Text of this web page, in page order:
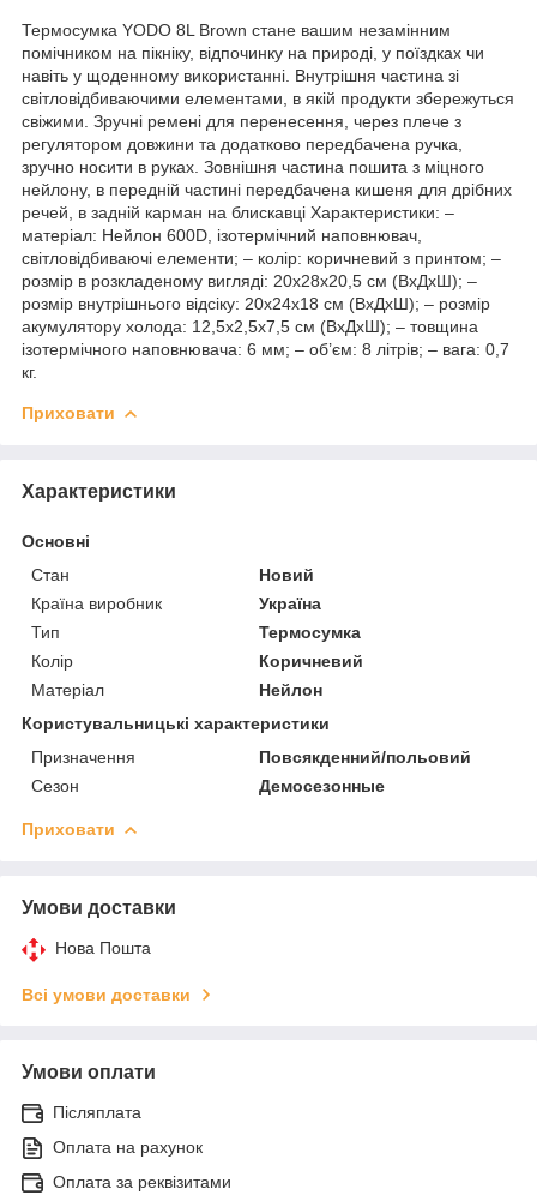
Термосумка YODO 8L Brown стане вашим незамінним
помічником на пікніку, відпочинку на природі, у поїздках чи
навіть у щоденному використанні. Внутрішня частина зі
світловідбиваючими елементами, в якій продукти збережуться
свіжими. Зручні ремені для перенесення, через плече з
регулятором довжини та додатково передбачена ручка,
зручно носити в руках. Зовнішня частина пошита з міцного
нейлону, в передній частині передбачена кишеня для дрібних
речей, в задній карман на блискавці Характеристики: –
матеріал: Нейлон 600D, ізотермічний наповнювач,
світловідбиваючі елементи; – колір: коричневий з принтом; –
розмір в розкладеному вигляді: 20х28х20,5 см (ВхДхШ); –
розмір внутрішнього відсіку: 20х24х18 см (ВхДхШ); – розмір
акумулятору холода: 12,5х2,5х7,5 см (ВхДхШ); – товщина
ізотермічного наповнювача: 6 мм; – об’єм: 8 літрів; – вага: 0,7
кг.
Приховати
Характеристики
Основні
Стан
Новий
Країна виробник
Україна
Тип
Термосумка
Колір
Коричневий
Матеріал
Нейлон
Користувальницькі характеристики
Призначення
Повсякденний/польовий
Сезон
Демосезонные
Приховати
Умови доставки
Нова Пошта
Всі умови доставки
Умови оплати
Післяплата
Оплата на рахунок
Оплата за реквізитами